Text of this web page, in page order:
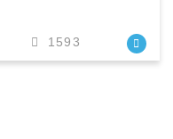
1593